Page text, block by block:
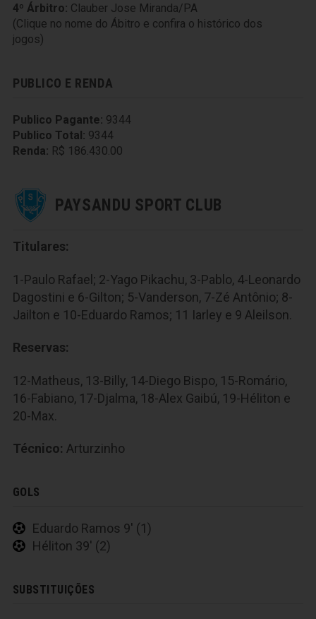
4º Árbitro: Clauber Jose Miranda/PA
(Clique no nome do Ábitro e confira o histórico dos
jogos)
PUBLICO E RENDA
Publico Pagante: 9344
Publico Total: 9344
Renda: R$ 186.430.00
PAYSANDU SPORT CLUB
Titulares:
1-Paulo Rafael; 2-Yago Pikachu, 3-Pablo, 4-Leonardo
Dagostini e 6-Gilton; 5-Vanderson, 7-Zé Antônio; 8-
Jailton e 10-Eduardo Ramos; 11 Iarley e 9 Aleilson.
Reservas:
12-Matheus, 13-Billy, 14-Diego Bispo, 15-Romário,
16-Fabiano, 17-Djalma, 18-Alex Gaibú, 19-Héliton e
20-Max.
Técnico: Arturzinho
GOLS
Eduardo Ramos 9' (1)
Héliton 39' (2)
SUBSTITUIÇÕES